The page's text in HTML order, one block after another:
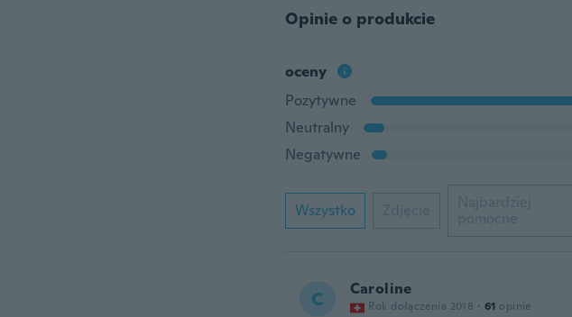
Opinie o produkcie
oceny
Pozytywne
Neutralny
Negatywne
Wszystko Zdjęcie
Najbardziej
pomocne
C Caroline
Rok dołączenia 2018 · 61 opinie